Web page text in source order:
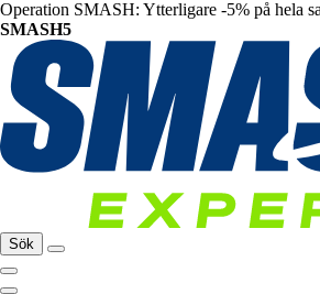
Operation SMASH: Ytterligare -5% på hela
SMASH5
Sök